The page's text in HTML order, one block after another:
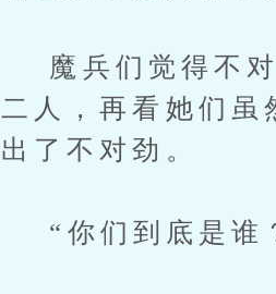
魔兵们觉得不对
二人，再看她们虽
出了不对劲。
“你们到底是谁